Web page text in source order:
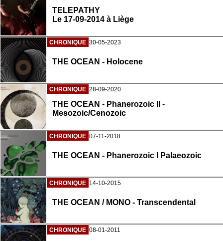
TELEPATHY
Le 17-09-2014 à Liège
CHRONIQUE 30-05-2023
THE OCEAN - Holocene
CHRONIQUE 28-09-2020
THE OCEAN - Phanerozoic II -
Mesozoic/Cenozoic
CHRONIQUE 07-11-2018
THE OCEAN - Phanerozoic I Palaeozoic
CHRONIQUE 14-10-2015
THE OCEAN / MONO - Transcendental
CHRONIQUE 08-01-2011